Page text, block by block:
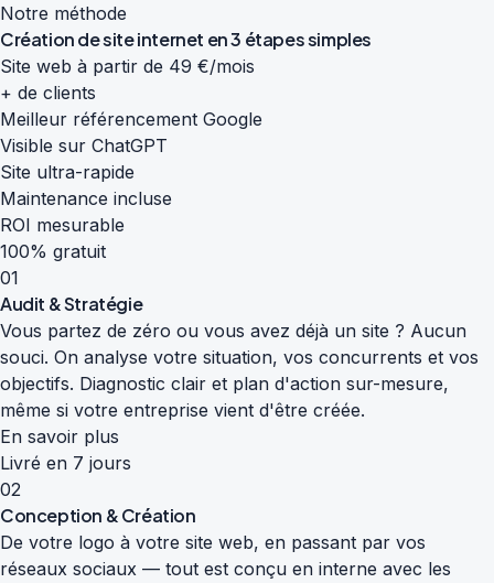
Notre méthode
Création de site internet en3 étapes simples
Site web à partir de 49 €/mois
+ de clients
Meilleur référencement Google
Visible sur ChatGPT
Site ultra-rapide
Maintenance incluse
ROI mesurable
100% gratuit
01
Audit & Stratégie
Vous partez de zéro ou vous avez déjà un site ? Aucun
souci. On analyse votre situation, vos concurrents et vos
objectifs. Diagnostic clair et plan d'action sur-mesure,
même si votre entreprise vient d'être créée.
En savoir plus
Livré en 7 jours
02
Conception & Création
De votre logo à votre site web, en passant par vos
réseaux sociaux — tout est conçu en interne avec les